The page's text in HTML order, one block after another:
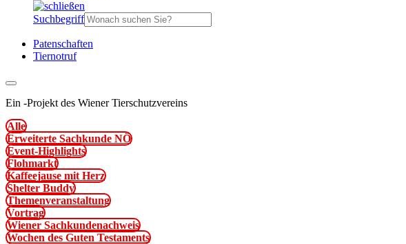
Suchbegriff
Patenschaften
Tiernotruf
Ein -Projekt des Wiener Tierschutzvereins
Alle
Erweiterte Sachkunde NÖ
Event-Highlights
Flohmarkt
Kaffeejause mit Herz
Shelter Buddy
Themenveranstaltung
Vortrag
Wiener Sachkundenachweis
Wochen des Guten Testaments